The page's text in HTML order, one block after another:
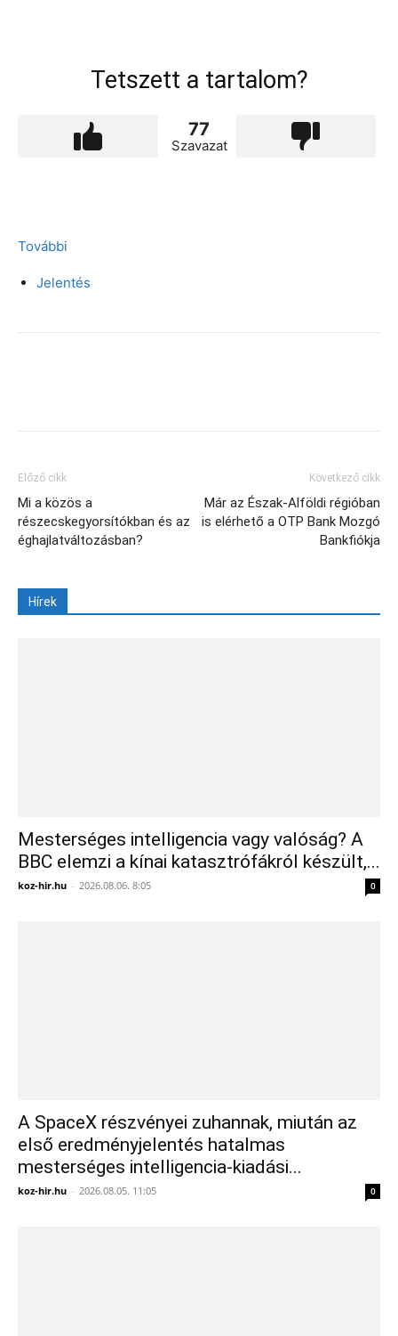
Tetszett a tartalom?
77
Szavazat
További
Jelentés
Előző cikk
Mi a közös a
részecskegyorsítókban és az
éghajlatváltozásban?
Következő cikk
Már az Észak-Alföldi régióban
is elérhető a OTP Bank Mozgó
Bankfiókja
Hírek
Mesterséges intelligencia vagy valóság? A
BBC elemzi a kínai katasztrófákról készült,...
koz-hir.hu - 2026.08.06. 8:05 0
A SpaceX részvényei zuhannak, miután az
első eredményjelentés hatalmas
mesterséges intelligencia-kiadási...
koz-hir.hu - 2026.08.05. 11:05 0